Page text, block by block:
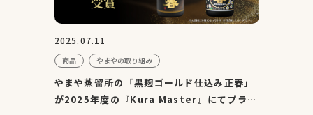
2025.07.11
商品 やまやの取り組み
やまや蒸留所の「黒麹ゴールド仕込み正春」
が2025年度の『Kura Master』にてプラチ